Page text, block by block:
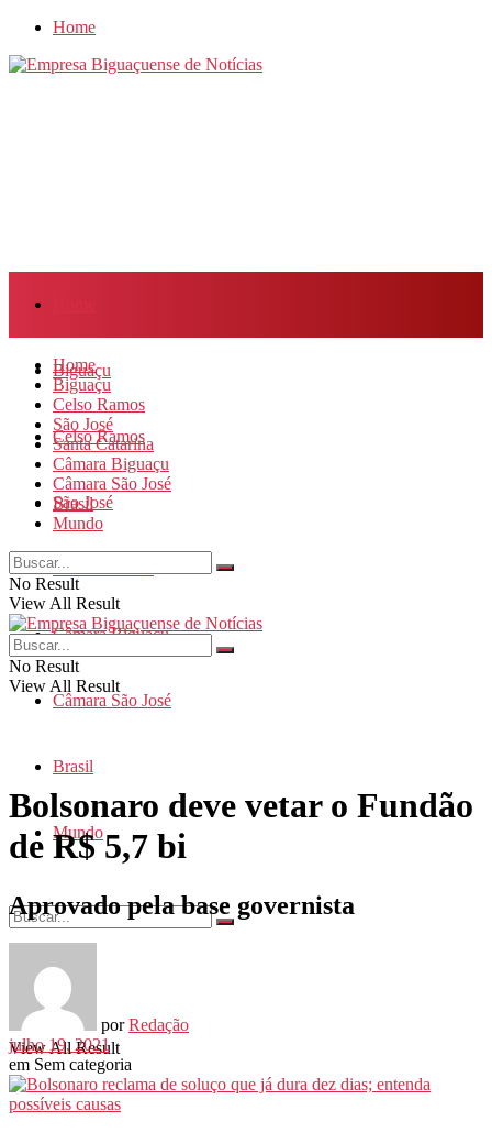
Home
Biguaçu
Celso Ramos
São José
Santa Catarina
Câmara Biguaçu
Câmara São José
Brasil
Mundo
No Result
View All Result
Home
Biguaçu
Celso Ramos
São José
Santa Catarina
Câmara Biguaçu
Câmara São José
Brasil
Mundo
No Result
View All Result
No Result
View All Result
Bolsonaro deve vetar o Fundão
de R$ 5,7 bi
Aprovado pela base governista
por Redação
julho 19, 2021
em Sem categoria